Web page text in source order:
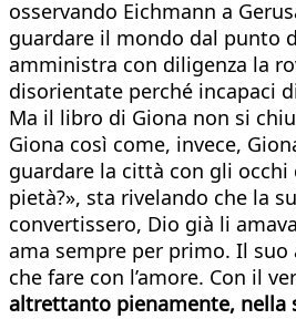
osservando Eichmann a
guardare il mondo dal punto
amministra con diligenza la
disorientate perché incapaci
Ma il libro di Giona non si
Giona così come, invece,
guardare la città con gli occhi
pietà?», sta rivelando che la
convertissero, Dio già li
ama sempre per primo. Il suo
che fare con l’amore. Con il
altrettanto pienamente, nella